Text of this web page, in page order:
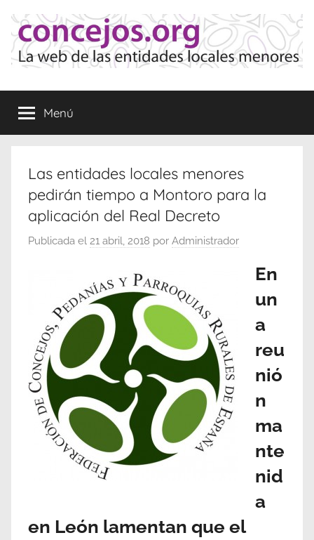
contenido
Concejos
de
las
Locales
Menores
Menú
Las entidades locales menores
pedirán tiempo a Montoro para la
aplicación del Real Decreto
Publicada el 21 abril, 2018 por Administrador
En
un
a
reu
nió
n
ma
nte
nid
a
en León lamentan que el